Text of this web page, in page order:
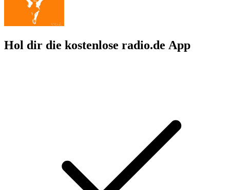
Hol dir die kostenlose radio.de App